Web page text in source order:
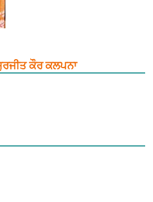
ਕੌਰ ਕਲਪਨਾ